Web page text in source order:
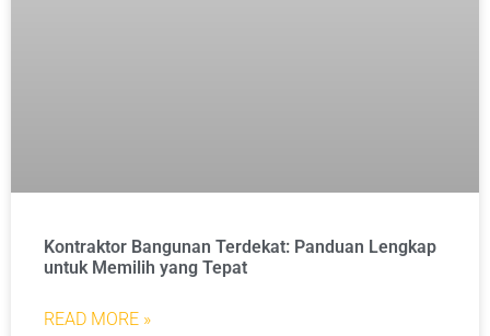
Kontraktor Bangunan Terdekat: Panduan Lengkap
untuk Memilih yang Tepat
READ MORE »